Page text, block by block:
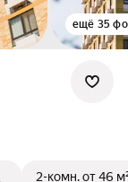
ещё 35
2-комн.от 46